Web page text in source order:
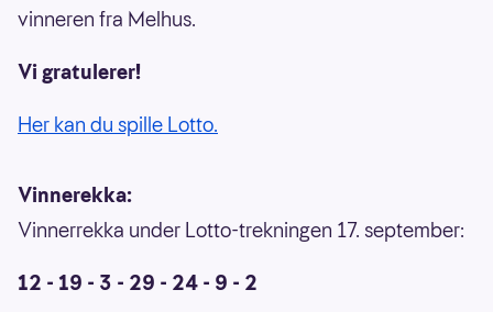
vinneren fra Melhus.
Vi gratulerer!
Her kan du spille Lotto.
Vinnerekka:
Vinnerrekka under Lotto-trekningen 17. september:
12 - 19 - 3 - 29 - 24 - 9 - 2